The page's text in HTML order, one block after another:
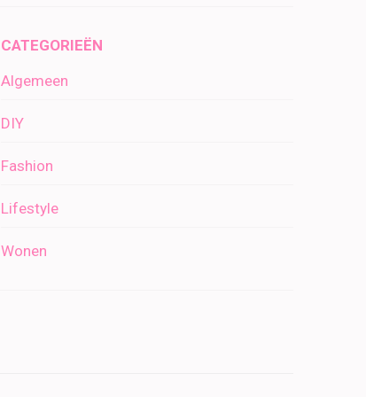
CATEGORIEËN
Algemeen
DIY
Fashion
Lifestyle
Wonen